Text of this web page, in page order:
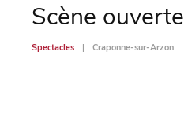
Scène ouverte
Spectacles Craponne-sur-Arzon